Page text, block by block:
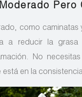
Pero
como caminatas
a reducir la grasa
No
está en la